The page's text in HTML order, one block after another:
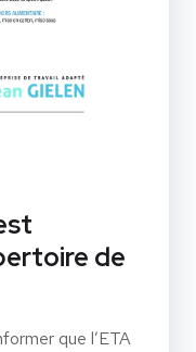
de
que l’ETA